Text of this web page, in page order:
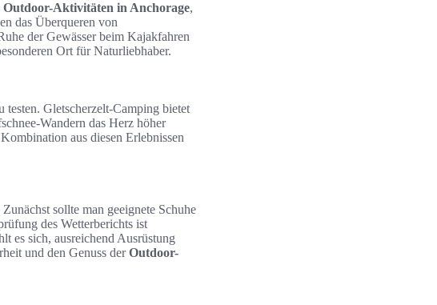
Outdoor-Aktivitäten in Anchorage,
das Überqueren von
der Gewässer beim Kajakfahren
Ort für Naturliebhaber.
Gletscherzelt-Camping bietet
Wandern das Herz höher
aus diesen Erlebnissen
sollte man geeignete Schuhe
des Wetterberichts ist
es sich, ausreichend Ausrüstung
und den Genuss derOutdoor-